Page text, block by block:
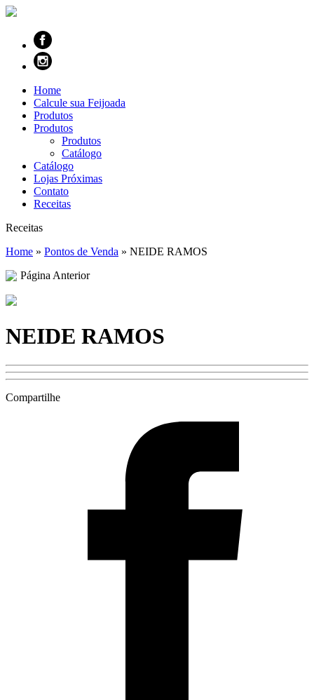
Home
Calcule sua Feijoada
Produtos
Produtos
Produtos
Catálogo
Catálogo
Lojas Próximas
Contato
Receitas
Receitas
Home » Pontos de Venda » NEIDE RAMOS
Página Anterior
NEIDE RAMOS
Compartilhe